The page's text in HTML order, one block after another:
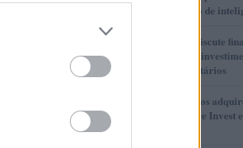
Sachs no mercado de
3
Presidente Lula discute
planos de saúde e
hospitais universitários
4
MAG Investimentos
em FIDCs da More Invest